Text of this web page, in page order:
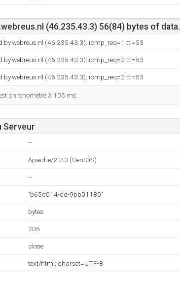
(46.235.43.3) 56(84) bytes of data.
(46.235.43.3): icmp_req=1 ttl=53
(46.235.43.3): icmp_req=2 ttl=53
(46.235.43.3): icmp_req=2 ttl=53
chronométré à 105 ms.
Serveur
--
Apache/2.2.3 (CentOS)
--
"b65c014-cd-9bb01180"
bytes
205
close
text/html; charset=UTF-8